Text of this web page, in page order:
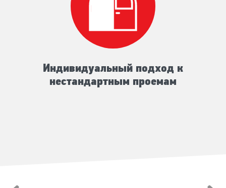
Индивидуальный подход к
нестандартным проемам